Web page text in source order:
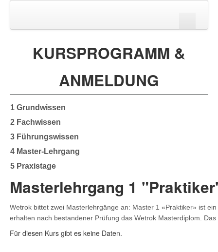
Login
Suchen
KURSPROGRAMM &
ANMELDUNG
1 Grundwissen
2 Fachwissen
3 Führungswissen
4 Master-Lehrgang
5 Praxistage
Masterlehrgang 1
Wetrok bittet zwei Masterlehrgänge an: Master 1 «Praktiker» ist
erhalten nach bestandener Prüfung das Wetrok Masterdiplom.
Für diesen Kurs gibt es keine Daten.